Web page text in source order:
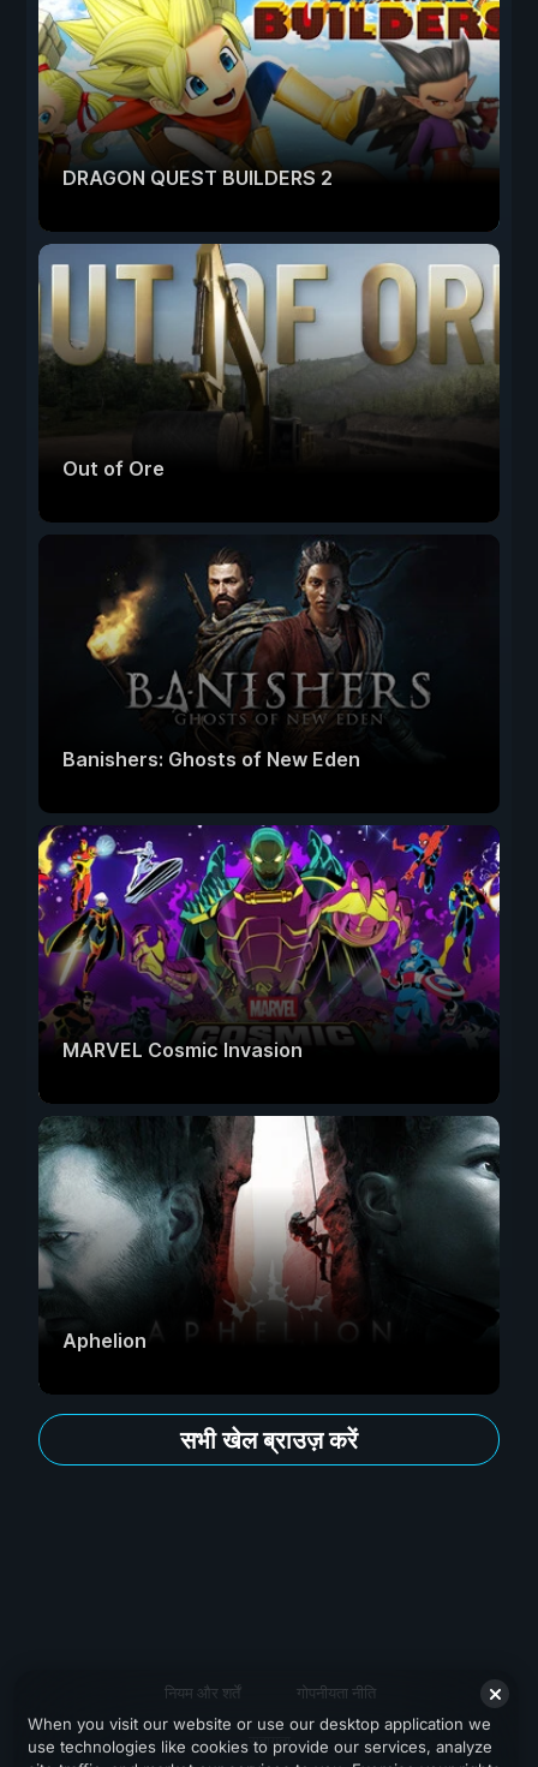
DRAGON QUEST BUILDERS 2
Out of Ore
Banishers: Ghosts of New Eden
MARVEL Cosmic Invasion
Aphelion
सभी खेल ब्राउज़ करें
नियम और शर्तें गोपनीयता नीति
सहायता
When you visit our website or use our desktop application we
use technologies like cookies to provide our services, analyze